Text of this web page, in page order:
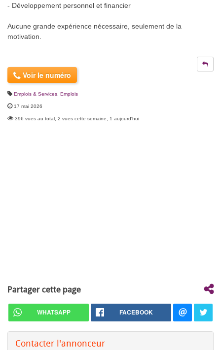
- Développement personnel et financier
Aucune grande expérience nécessaire, seulement de la
motivation.
Voir le numéro
Emplois & Services Emplois
17 mai 2026
396 vues au total, 2 vues cette semaine, 1 aujourd'hui
Partager cette page
WHATSAPP FACEBOOK
Contacter l'annonceur